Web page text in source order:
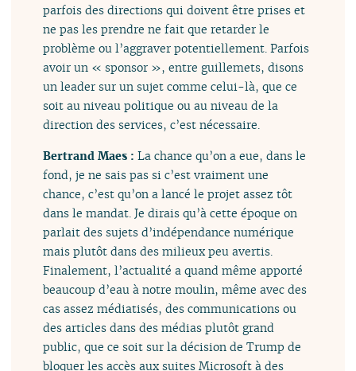
parfois des directions qui doivent être prises et
ne pas les prendre ne fait que retarder le
problème ou l’aggraver potentiellement. Parfois
avoir un « sponsor », entre guillemets, disons
un leader sur un sujet comme celui-là, que ce
soit au niveau politique ou au niveau de la
direction des services, c’est nécessaire.
Bertrand Maes :La chance qu’on a eue, dans le
fond, je ne sais pas si c’est vraiment une
chance, c’est qu’on a lancé le projet assez tôt
dans le mandat. Je dirais qu’à cette époque on
parlait des sujets d’indépendance numérique
mais plutôt dans des milieux peu avertis.
Finalement, l’actualité a quand même apporté
beaucoup d’eau à notre moulin, même avec des
cas assez médiatisés, des communications ou
des articles dans des médias plutôt grand
public, que ce soit sur la décision de Trump de
bloquer les accès aux suites Microsoft à des